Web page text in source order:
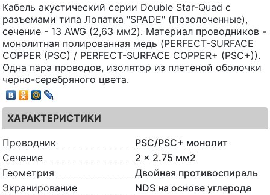
Кабель акустический серии Double Star-Quad с
разъемами типа Лопатка "SPADE" (Позолоченные),
сечение - 13 AWG (2,63 мм2). Материал проводников -
монолитная полированная медь (PERFECT-SURFACE
COPPER (PSC) / PERFECT-SURFACE COPPER+ (PSC+)).
Одна пара проводов, изолятор из плетеной оболочки
черно-серебряного цвета.
ХАРАКТЕРИСТИКИ
Проводник
PSC/PSC+ монолит
Сечение
2 x 2.75 мм2
Геометрия
Двойная противоспираль
Экранирование
NDS на основе углерода